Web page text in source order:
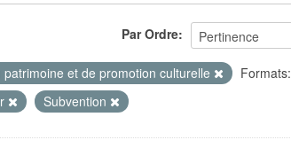
Par Ordre
et de promotion culturelle
Formats:
Subvention